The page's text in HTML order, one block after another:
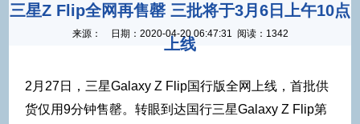
三星Z Flip全网再售罄 三批将于3月6日上午10点
上线
来源： 日期： 2020-04-20 06:47:31 阅读：1342
2月27日，三星Galaxy Z Flip国行版全网上线，首批供
货仅用9分钟售罄。转眼到达国行三星Galaxy Z Flip第